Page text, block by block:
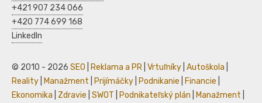
+421 907 234 066
+420 774 699 168
LinkedIn
© 2010 - 2026 SEO Reklama a PR Vrtuľníky Autoškola
Reality
Manažment Prijímáčky Podnikanie Financie
Ekonomika
Zdravie SWOT Podnikateľský plán Manažment